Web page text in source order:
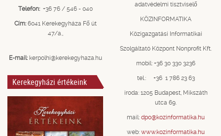
Telefon: +36 76 / 546 - 040
Cím: 6041 Kerekegyháza Fő út
47/a.,
E-mail: kerpolhi@kerekegyhaza.hu
Kerekegyházi értékeink
adatvédelmi tisztviselő
KÖZINFORMATIKA
Közigazgatási Informatikai
Szolgáltató Központ Nonprofit Kft.
mobil: +36 30 330 3236
tel.: +36 1 786 23 63
iroda: 1205 Budapest, Mikszáth
utca 69.
mail: dpo@kozinformatika.hu
web: www.kozinformatika.hu